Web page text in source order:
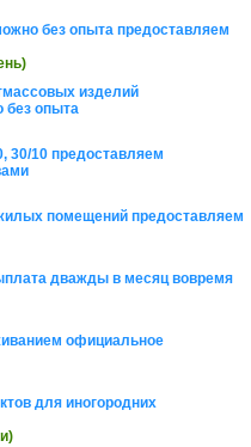
без опыта предоставляем
изделий
без опыта
30/10 предоставляем
помещений предоставляем
дважды в месяц вовремя
официальное
для иногородних